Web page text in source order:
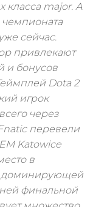
класса major. А
чемпионата
сейчас.
привлекают
и бонусов
Dota 2
игрок
через
перевели
Katowice
в
доминирующей
финальной